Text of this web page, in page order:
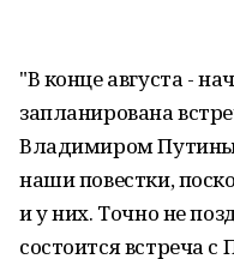
"В конце августа -
запланирована
Владимиром
наши повестки,
и у них. Точно не
состоится встреча